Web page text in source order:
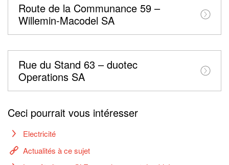
Route de la Communance 59 –
Willemin-Macodel SA
Rue du Stand 63 – duotec
Operations SA
Ceci pourrait vous intéresser
Electricité
Actualités à ce sujet